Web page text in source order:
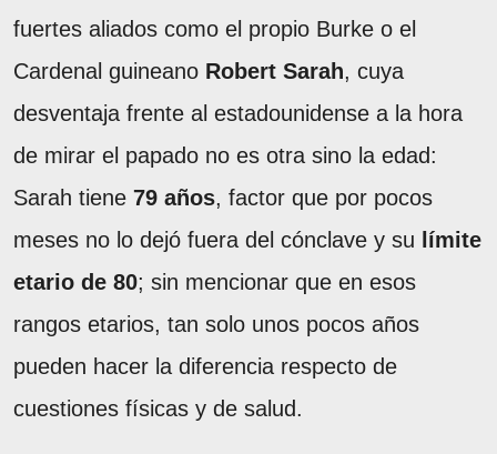
fuertes aliados como el propio Burke o el
Cardenal guineano Robert Sarah, cuya
desventaja frente al estadounidense a la hora
de mirar el papado no es otra sino la edad:
Sarah tiene 79 años, factor que por pocos
meses no lo dejó fuera del cónclave y su
límite
etario de 80; sin mencionar que en esos
rangos etarios, tan solo unos pocos años
pueden hacer la diferencia respecto de
cuestiones físicas y de salud.